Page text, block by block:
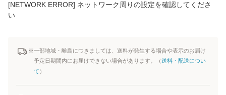
[NETWORK ERROR] ネットワーク周りの設定を確認してくださ
い
※一部地域・離島につきましては、送料が発生する場合や表示のお届け
予定日期間内にお届けできない場合があります。（送料・配送につい
て ）